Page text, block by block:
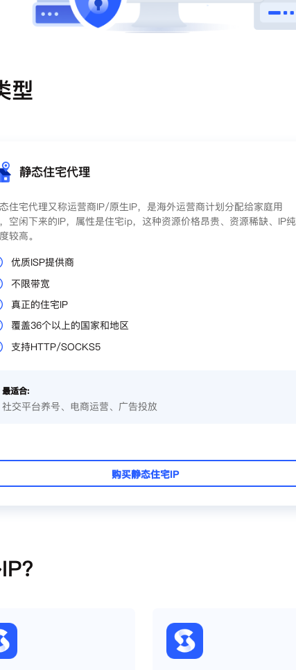
型
静态住宅代理
住宅代理又称运营商IP/原生IP，是海外运营商计划分配给家庭用
空闲下来的IP，属性是住宅ip，这种资源价格昂贵、资源稀缺、IP纯
较高。
优质ISP提供商
不限带宽
真正的住宅IP
覆盖36个以上的国家和地区
支持HTTP/SOCKS5
最适合:
社交平台养号、电商运营、广告投放
购买静态住宅IP
？